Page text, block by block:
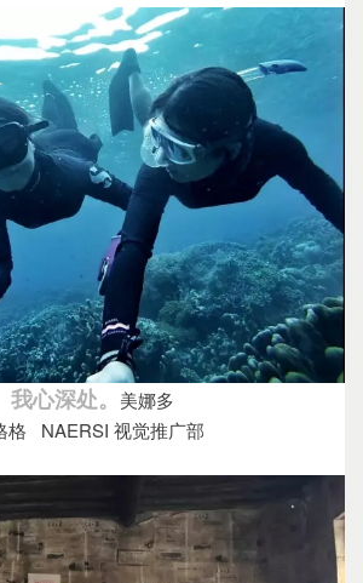
我心深处。 美娜多
格 NAERSI 视觉推广部